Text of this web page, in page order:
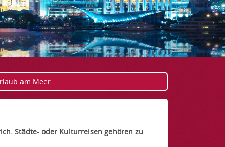
am Meer
Städte- oder Kulturreisen gehören zu